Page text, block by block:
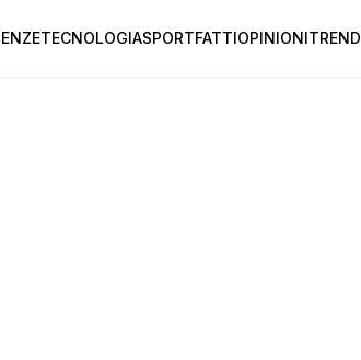
TECNOLOGIASPORTFATTIOPINIONITREND